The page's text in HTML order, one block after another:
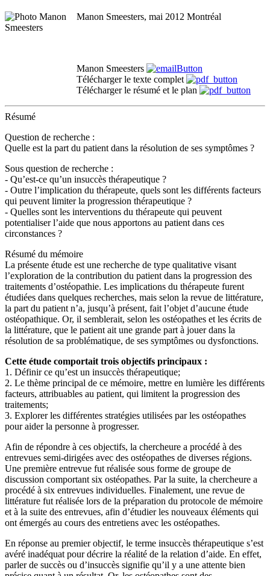
Manon Smeesters, mai 2012 Montréal
Manon Smeesters
Télécharger le texte complet
Télécharger le résumé et le plan
Résumé
Question de recherche :
Quelle est la part du patient dans la résolution de ses symptômes ?
Sous question de recherche :
- Qu’est-ce qu’un insuccès thérapeutique ?
- Outre l’implication du thérapeute, quels sont les différents facteurs
qui peuvent limiter la progression thérapeutique ?
- Quelles sont les interventions du thérapeute qui peuvent
potentialiser l’aide que nous apportons au patient dans ces
circonstances ?
Résumé du mémoire
La présente étude est une recherche de type qualitative visant
l’exploration de la contribution du patient dans la progression des
traitements d’ostéopathie. Les implications du thérapeute furent
étudiées dans quelques recherches, mais selon la revue de littérature,
la part du patient n’a, jusqu’à présent, fait l’objet d’aucune étude
ostéopathique. Or, il semblerait, selon les ostéopathes et les écrits de
la littérature, que le patient ait une grande part à jouer dans la
résolution de sa problématique, de ses symptômes ou dysfonctions.
Cette étude comportait trois objectifs principaux :
1. Définir ce qu’est un insuccès thérapeutique;
2. Le thème principal de ce mémoire, mettre en lumière les différents
facteurs, attribuables au patient, qui limitent la progression des
traitements;
3. Explorer les différentes stratégies utilisées par les ostéopathes
pour aider la personne à progresser.
Afin de répondre à ces objectifs, la chercheure a procédé à des
entrevues semi-dirigées avec des ostéopathes de diverses régions.
Une première entrevue fut réalisée sous forme de groupe de
discussion comportant six ostéopathes. Par la suite, la chercheure a
procédé à six entrevues individuelles. Finalement, une revue de
littérature fut réalisée lors de la préparation du protocole de mémoire
et à la suite des entrevues, afin d’étudier les nouveaux éléments qui
ont émergés au cours des entretiens avec les ostéopathes.
En réponse au premier objectif, le terme insuccès thérapeutique s’est
avéré inadéquat pour décrire la réalité de la relation d’aide. En effet,
parler de succès ou d’insuccès signifie qu’il y a une attente bien